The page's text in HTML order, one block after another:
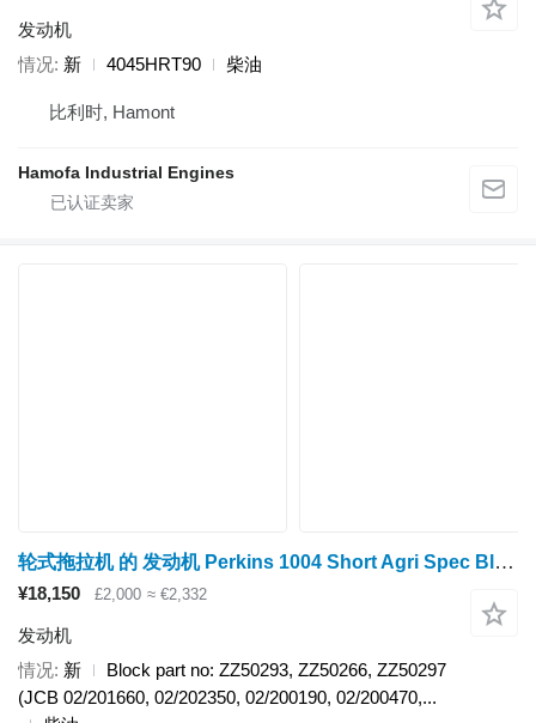
发动机
情况 新 4045HRT90 柴油
比利时, Hamont
Hamofa Industrial Engines
轮式拖拉机 的 发动机 Perkins 1004 Short Agri Spec Block
¥18,150 £2,000 ≈ €2,332
发动机
情况 新
Block part no: ZZ50293, ZZ50266, ZZ50297
(JCB 02/201660, 02/202350, 02/200190, 02/200470,...